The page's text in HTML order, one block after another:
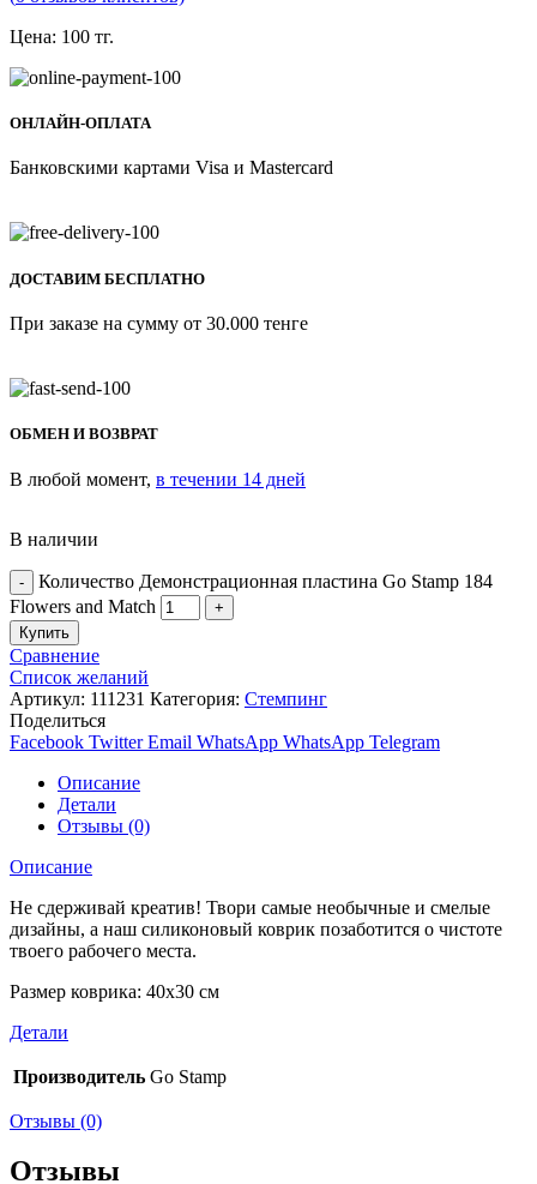
Цена: 100 тг.
ОНЛАЙН-ОПЛАТА
Банковскими картами Visa и Mastercard
ДОСТАВИМ БЕСПЛАТНО
При заказе на сумму от 30.000 тенге
ОБМЕН И ВОЗВРАТ
В любой момент, в течении 14 дней
В наличии
Количество Демонстрационная пластина Go Stamp 184
Flowers and Match
Купить
Сравнение
Список желаний
Артикул: 111231 Категория: Стемпинг
Поделиться
Facebook Twitter Email WhatsApp WhatsApp Telegram
Описание
Детали
Отзывы (0)
Описание
Не сдерживай креатив! Твори самые необычные и смелые
дизайны, а наш силиконовый коврик позаботится о чистоте
твоего рабочего места.
Размер коврика: 40х30 см
Детали
Производитель Go Stamp
Отзывы (0)
Отзывы